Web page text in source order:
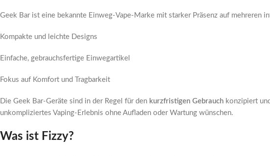
Geek Bar ist eine bekannte Einweg-Vape-Marke mit starker Präsenz auf mehreren
Kompakte und leichte Designs
Einfache, gebrauchsfertige Einwegartikel
Fokus auf Komfort und Tragbarkeit
Die Geek Bar-Geräte sind in der Regel für den kurzfristigen Gebrauch konzipiert
unkompliziertes Vaping-Erlebnis ohne Aufladen oder Wartung wünschen.
Was ist Fizzy?